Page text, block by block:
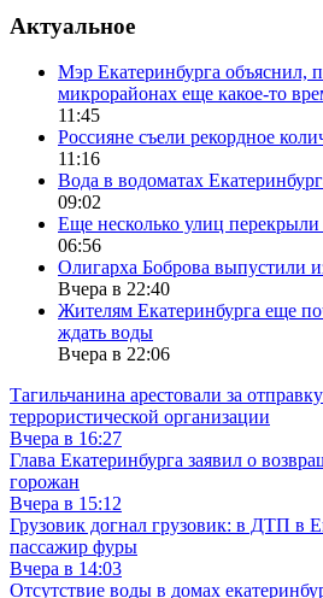
Актуальное
Мэр Екатеринбурга объяснил,
микрорайонах еще какое-то
11:45
Россияне съели рекордное
11:16
Вода в водоматах
09:02
Еще несколько улиц перекрыли
06:56
Олигарха Боброва выпустили
Вчера в 22:40
Жителям Екатеринбурга еще
ждать воды
Вчера в 22:06
Тагильчанина арестовали за
террористической организации
Вчера в 16:27
Глава Екатеринбурга заявил о
горожан
Вчера в 15:12
Грузовик догнал грузовик: в ДТП в
пассажир фуры
Вчера в 14:03
Отсутствие воды в домах